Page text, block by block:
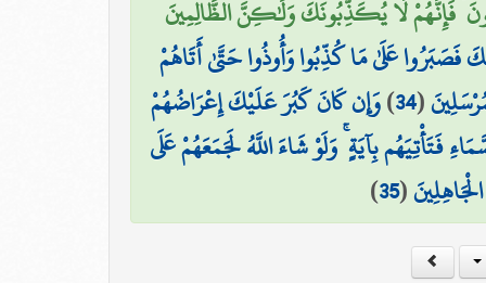
فَإِنَّهُمْ لَا يُكَذِّبُونَكَ وَلَٰكِنَّ الظَّالِمِينَ
عَلَىٰ مَا كُذِّبُوا وَأُوذُوا حَتَّىٰ أَتَاهُمْ
(
34
)وَإِن كَانَ كَبُرَ عَلَيْكَ إِعْرَاضُهُمْ
فَتَأْتِيَهُم بِآيَةٍ ۚ وَلَوْ شَاءَ اللَّهُ لَجَمَعَهُمْ عَلَى
(
35
)